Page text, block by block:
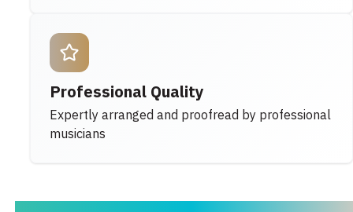
Professional Quality
Expertly arranged and proofread by professional
musicians